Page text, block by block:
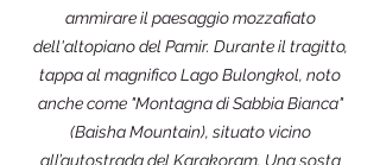
ammirare il paesaggio mozzafiato
dell'altopiano del Pamir. Durante il tragitto,
tappa al magnifico Lago Bulongkol, noto
anche come "Montagna di Sabbia Bianca"
(Baisha Mountain), situato vicino
all’autostrada del Karakoram. Una sosta